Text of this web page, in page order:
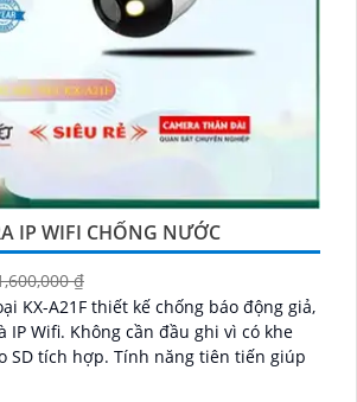
IP WIFI CHỐNG NƯỚC
₫
KX-A21F thiết kế chống báo động giả,
ghi vì có khe
năng tiên tiến giúp